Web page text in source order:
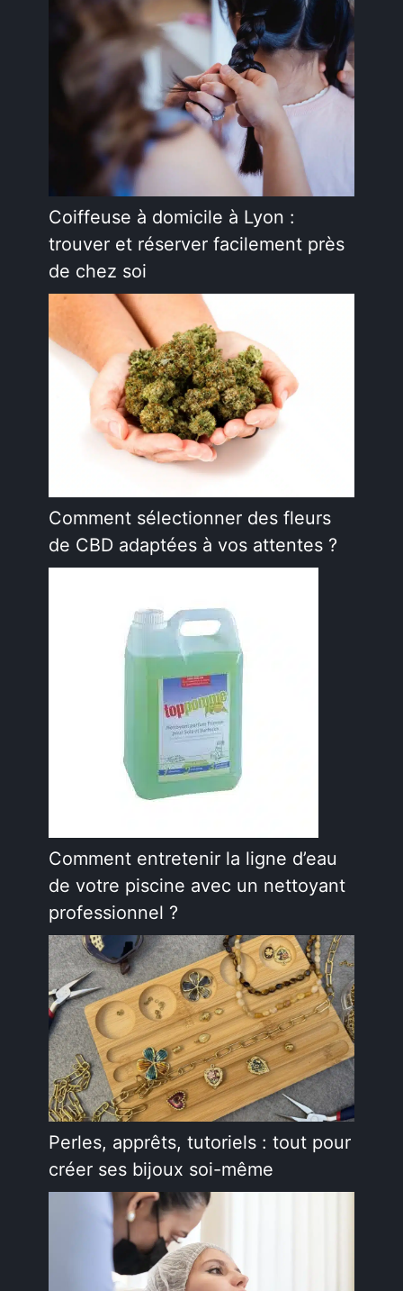
Coiffeuse à domicile à Lyon :
trouver et réserver facilement près
de chez soi
Comment sélectionner des fleurs
de CBD adaptées à vos attentes ?
Comment entretenir la ligne d’eau
de votre piscine avec un nettoyant
professionnel ?
Perles, apprêts, tutoriels : tout pour
créer ses bijoux soi-même